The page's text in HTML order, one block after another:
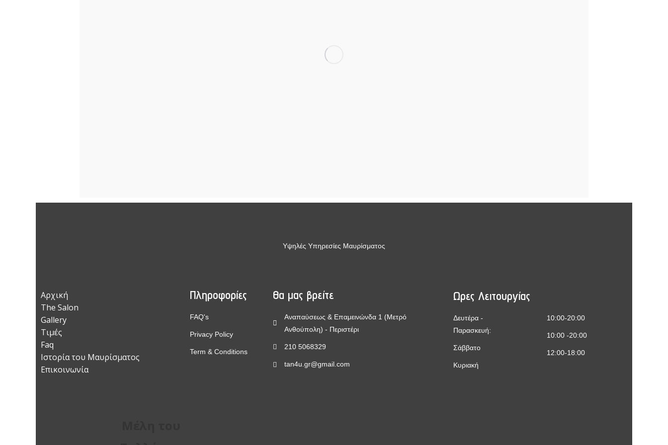
Υψηλές Υπηρεσίες Μαυρίσματος
Αρχική
The Salon
Gallery
Τιμές
Faq
Ιστορία του Μαυρίσματος
Επικοινωνία
Πληροφορίες
FAQ's
Privacy Policy
Term & Conditions
Θα μας βρείτε
Αναπαύσεως & Επαμεινώνδα 1 (Μετρό
Ανθούπολη) - Περιστέρι
210 5068329
tan4u.gr@gmail.com
Ωρες Λειτουργίας
Δευτέρα -
Παρασκευή:
Σάββατο
Κυριακή
10:00-20:00
10:00 -20:00
12:00-18:00